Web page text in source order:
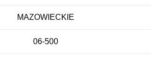
MAZOWIECKIE
06-500